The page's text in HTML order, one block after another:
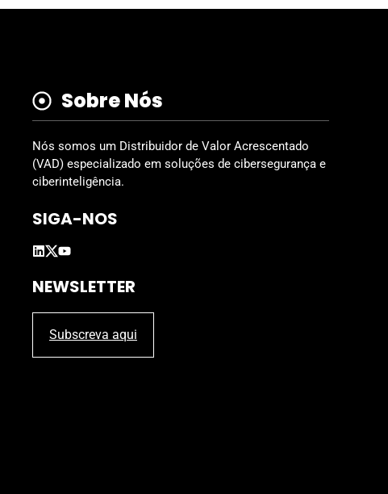
Sobre Nós
Nós somos um Distribuidor de Valor Acrescentado
(VAD) especializado em soluções de cibersegurança e
ciberinteligência.
SIGA-NOS
NEWSLETTER
Subscreva aqui